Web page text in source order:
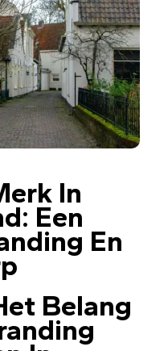
In
Een
En
Belang